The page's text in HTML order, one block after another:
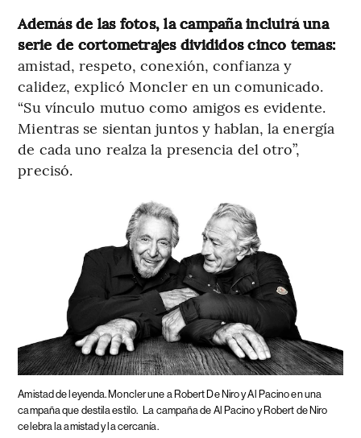
Además de las fotos, la campaña incluirá una
serie de cortometrajes divididos cinco temas:
amistad, respeto, conexión, confianza y
calidez, explicó Moncler en un comunicado.
“Su vínculo mutuo como amigos es evidente.
Mientras se sientan juntos y hablan, la energía
de cada uno realza la presencia del otro”,
precisó.
Amistad de leyenda. Moncler une a Robert De Niro y Al Pacino en una
campaña que destila estilo. La campaña de Al Pacino y Robert de Niro
celebra la amistad y la cercanía.